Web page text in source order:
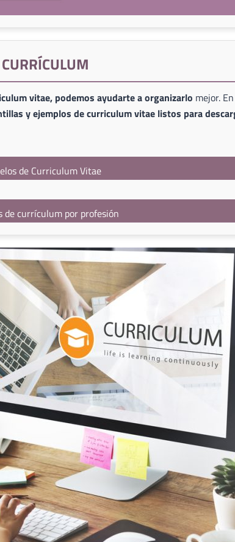
vitae, podemos ayudarte a organizarlo mejor.
y ejemplos de curriculum vitae listos para
de Curriculum Vitae
de currículum por profesión